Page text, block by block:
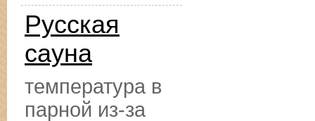
Русская
сауна
температура в
парной из-за